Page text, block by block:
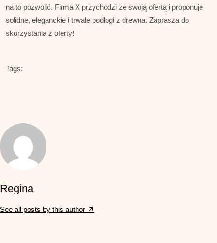
na to pozwolić. Firma X przychodzi ze swoją ofertą i proponuje
solidne, eleganckie i trwałe podłogi z drewna. Zaprasza do
skorzystania z oferty!
Tags:
Regina
See all posts by this author